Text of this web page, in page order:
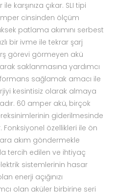
karşınıza çıkar. SLI tipi
cinsinden ölçüm
patlama akımını serbest
bir ivme ile tekrar şarj
görevi görmeyen akü
saklanmasına yardımcı
sağlamak amacı ile
kesintisiz olarak almaya
60 amper akü, birçok
giderilmesinde
özellikleri ile ön
akım göndermekle
tercih edilen ve ihtiyaç
sistemlerinin hasar
enerji açığınızı
olan aküler birbirine seri